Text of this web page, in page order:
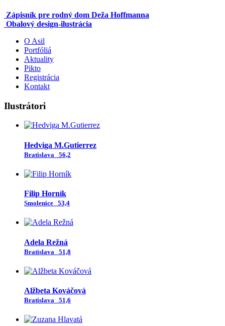
Zápisník pre rodný dom Deža Hoffmanna
Obalový design-ilustrácia
O Asil
Portfóliá
Aktuality
Pikto
Registrácia
Kontakt
Ilustrátori
Hedviga M.Gutierrez
Bratislava 56,2
Filip Horník
Smolenice 53,4
Adela Režná
Bratislava 51,8
Alžbeta Kováčová
Bratislava 51,6